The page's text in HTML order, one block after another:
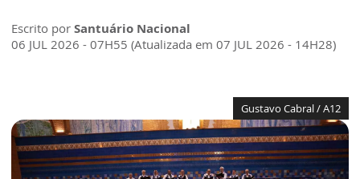
Escrito por Santuário Nacional
06 JUL 2026 - 07H55 (Atualizada em 07 JUL 2026 - 14H28)
Gustavo Cabral / A12